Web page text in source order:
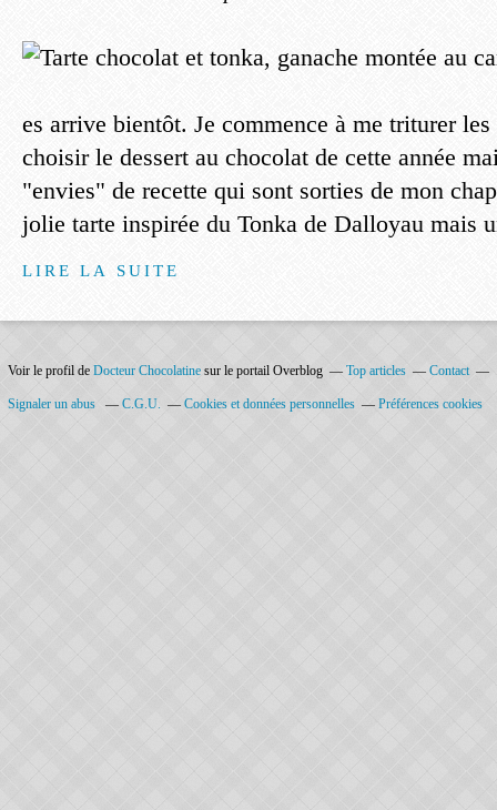
es arrive bientôt. Je commence à me triturer
choisir le dessert au chocolat de cette année
"envies" de recette qui sont sorties de mon
jolie tarte inspirée du Tonka de Dalloyau mais
LIRE LA SUITE
Voir le profil de Docteur Chocolatine sur le portail Overblog Top articles Contact
Signaler un abus C.G.U. Cookies et données personnelles Préférences cookies